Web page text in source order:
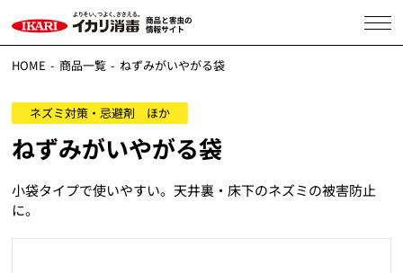
HOME 商品一覧 ねずみがいやがる袋
ネズミ対策・忌避剤 ほか
ねずみがいやがる袋
小袋タイプで使いやすい。天井裏・床下のネズミの被害防止
に。